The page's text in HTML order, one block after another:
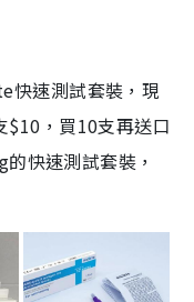
快速測試套裝，現
，買10支再送口
快速測試套裝，